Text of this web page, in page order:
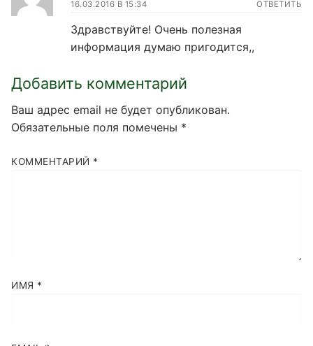
16.03.2016 В 15:34 ОТВЕТИТЬ
Здравствуйте! Очень полезная
информация думаю пригодится,,
Добавить комментарий
Ваш адрес email не будет опубликован.
Обязательные поля помечены *
КОММЕНТАРИЙ *
ИМЯ *